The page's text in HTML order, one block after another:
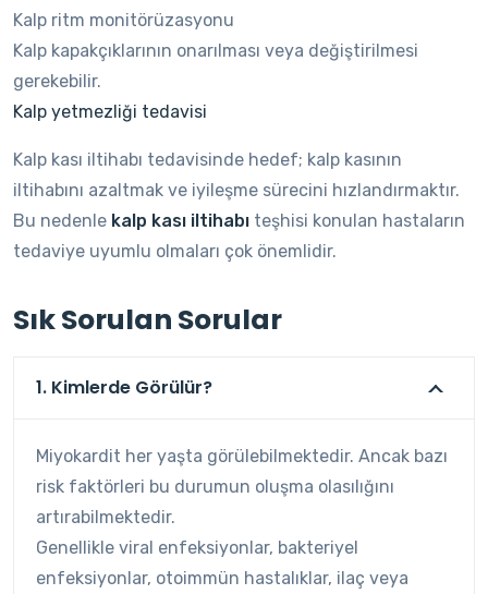
Kalp ritm monitörüzasyonu
Kalp kapakçıklarının onarılması veya değiştirilmesi
gerekebilir.
Kalp yetmezliği tedavisi
Kalp kası iltihabı tedavisinde hedef; kalp kasının
iltihabını azaltmak ve iyileşme sürecini hızlandırmaktır.
Bu nedenle kalp kası iltihabı teşhisi konulan hastaların
tedaviye uyumlu olmaları çok önemlidir.
Sık Sorulan Sorular
1. Kimlerde Görülür?
Miyokardit her yaşta görülebilmektedir. Ancak bazı
risk faktörleri bu durumun oluşma olasılığını
artırabilmektedir.
Genellikle viral enfeksiyonlar, bakteriyel
enfeksiyonlar, otoimmün hastalıklar, ilaç veya